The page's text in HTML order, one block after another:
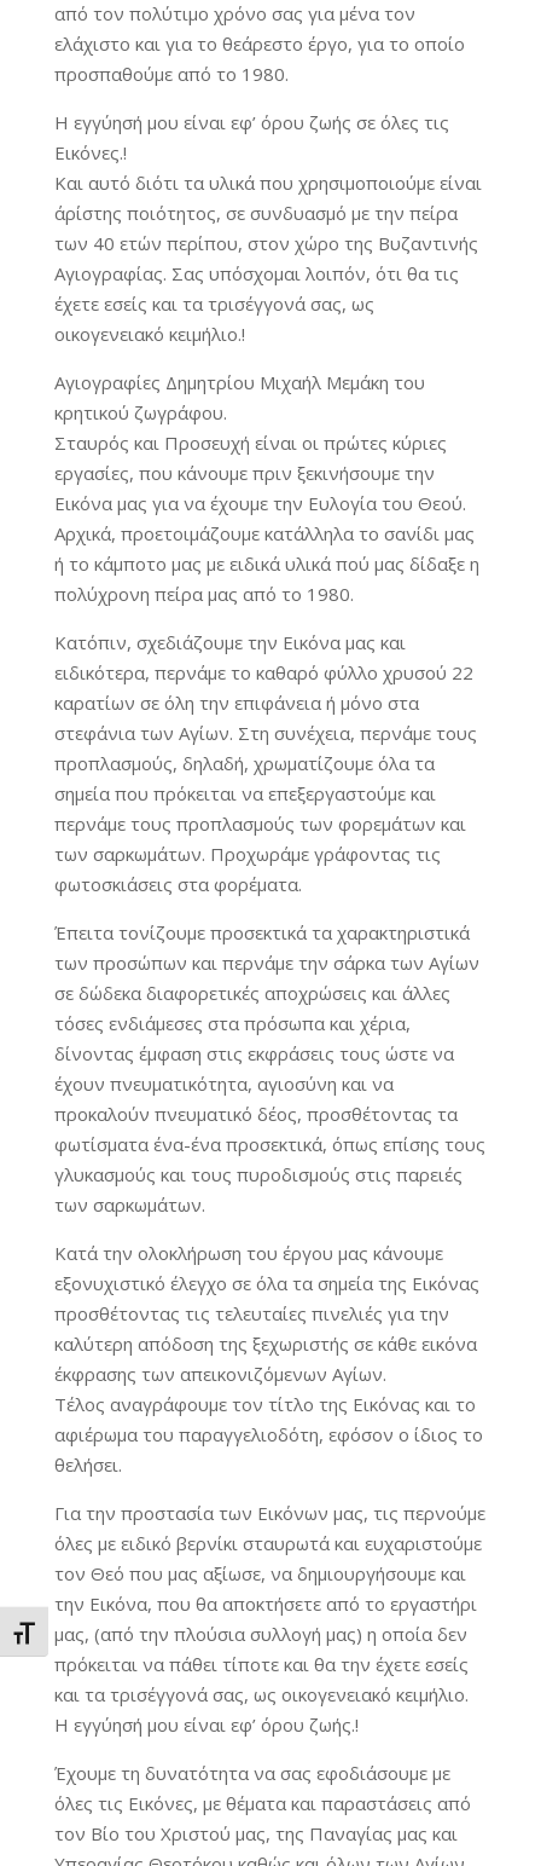
Εναλλαγή Μεγέθους Γραμμάτων
από τον πολύτιμο χρόνο σας για μένα τον
ελάχιστο και για το θεάρεστο έργο, για το οποίο
προσπαθούμε από το 1980.
Η εγγύησή μου είναι εφ’ όρου ζωής σε όλες τις
Εικόνες.!
Και αυτό διότι τα υλικά που χρησιμοποιούμε είναι
άρίστης ποιότητος, σε συνδυασμό με την πείρα
των 40 ετών περίπου, στον χώρο της Βυζαντινής
Αγιογραφίας. Σας υπόσχομαι λοιπόν, ότι θα τις
έχετε εσείς και τα τρισέγγονά σας, ως
οικογενειακό κειμήλιο.!
Αγιογραφίες Δημητρίου Μιχαήλ Μεμάκη του
κρητικού ζωγράφου.
Σταυρός και Προσευχή είναι οι πρώτες κύριες
εργασίες, που κάνουμε πριν ξεκινήσουμε την
Εικόνα μας για να έχουμε την Ευλογία του Θεού.
Αρχικά, προετοιμάζουμε κατάλληλα το σανίδι μας
ή το κάμποτο μας με ειδικά υλικά πού μας δίδαξε η
πολύχρονη πείρα μας από το 1980.
Κατόπιν, σχεδιάζουμε την Εικόνα μας και
ειδικότερα, περνάμε το καθαρό φύλλο χρυσού 22
καρατίων σε όλη την επιφάνεια ή μόνο στα
στεφάνια των Αγίων. Στη συνέχεια, περνάμε τους
προπλασμούς, δηλαδή, χρωματίζουμε όλα τα
σημεία που πρόκειται να επεξεργαστούμε και
περνάμε τους προπλασμούς των φορεμάτων και
των σαρκωμάτων. Προχωράμε γράφοντας τις
φωτοσκιάσεις στα φορέματα.
Έπειτα τονίζουμε προσεκτικά τα χαρακτηριστικά
των προσώπων και περνάμε την σάρκα των Αγίων
σε δώδεκα διαφορετικές αποχρώσεις και άλλες
τόσες ενδιάμεσες στα πρόσωπα και χέρια,
δίνοντας έμφαση στις εκφράσεις τους ώστε να
έχουν πνευματικότητα, αγιοσύνη και να
προκαλούν πνευματικό δέος, προσθέτοντας τα
φωτίσματα ένα-ένα προσεκτικά, όπως επίσης τους
γλυκασμούς και τους πυροδισμούς στις παρειές
των σαρκωμάτων.
Κατά την ολοκλήρωση του έργου μας κάνουμε
εξονυχιστικό έλεγχο σε όλα τα σημεία της Εικόνας
προσθέτοντας τις τελευταίες πινελιές για την
καλύτερη απόδοση της ξεχωριστής σε κάθε εικόνα
έκφρασης των απεικονιζόμενων Αγίων.
Τέλος αναγράφουμε τον τίτλο της Εικόνας και το
αφιέρωμα του παραγγελιοδότη, εφόσον ο ίδιος το
θελήσει.
Για την προστασία των Εικόνων μας, τις περνούμε
όλες με ειδικό βερνίκι σταυρωτά και ευχαριστούμε
τον Θεό που μας αξίωσε, να δημιουργήσουμε και
την Εικόνα, που θα αποκτήσετε από το εργαστήρι
μας, (από την πλούσια συλλογή μας) η οποία δεν
πρόκειται να πάθει τίποτε και θα την έχετε εσείς
και τα τρισέγγονά σας, ως οικογενειακό κειμήλιο.
Η εγγύησή μου είναι εφ’ όρου ζωής.!
Έχουμε τη δυνατότητα να σας εφοδιάσουμε με
όλες τις Εικόνες, με θέματα και παραστάσεις από
τον Βίο του Χριστού μας, της Παναγίας μας και